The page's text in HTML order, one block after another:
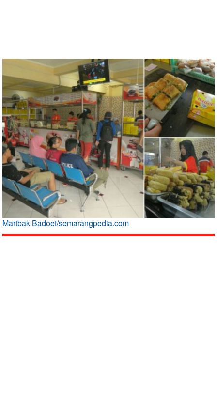
Martbak Badoet/semarangpedia.com